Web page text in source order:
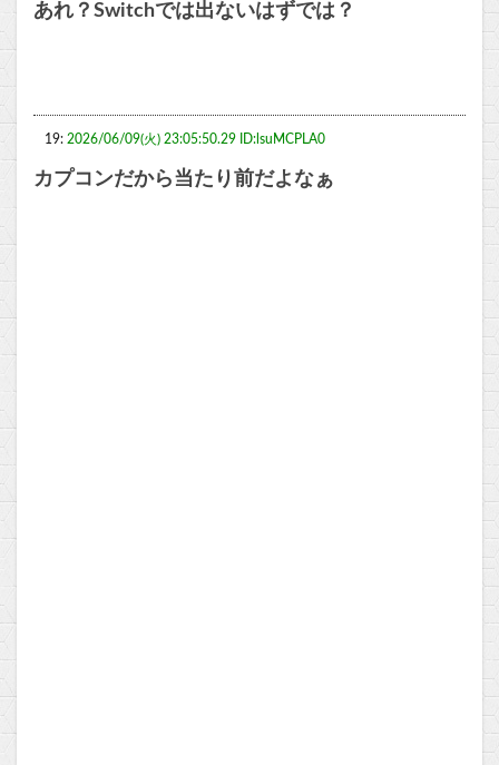
あれ？Switchでは出ないはずでは？
19: 2026/06/09(火) 23:05:50.29 ID:lsuMCPLA0
カプコンだから当たり前だよなぁ